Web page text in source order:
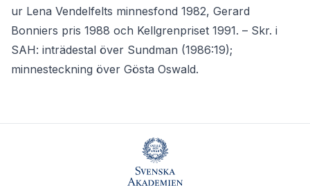
ur Lena Vendelfelts minnesfond 1982, Gerard
Bonniers pris 1988 och Kellgrenpriset 1991. – Skr. i
SAH: inträdestal över Sundman (1986:19);
minnesteckning över Gösta Oswald.